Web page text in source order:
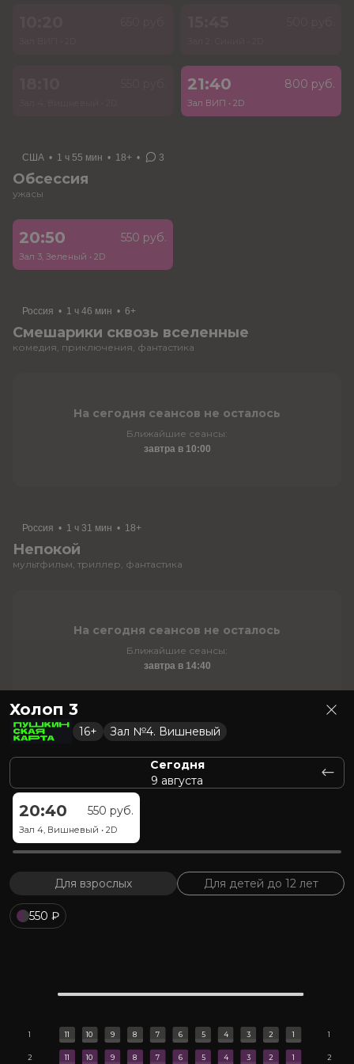
21:40 800 руб.
Зал ВИП • 2D
США • 1 ч 55 мин • 18+ • 3
Обсессия
ужасы
20:50 550 руб.
Зал 3, Зеленый • 2D
Россия • 1 ч 46 мин • 6+
Смешарики сквозь вселенные
комедия, приключения, фантастика
На сегодня сеансов не осталось
Ближайшие сеансы:
завтра в 10:00
Россия • 1 ч 31 мин • 18+
Непокой
мультфильм, триллер, фантастика
На сегодня сеансов не осталось
Ближайшие сеансы:
завтра в 14:40
комедия, мелодрама, фэнтези
На сегодня сеансов не осталось
завтра в 10:30
комедия, семейный
Холоп 3
16+ Зал №4. Вишневый
Сегодня
9 августа
20:40 550 руб.
Зал 4, Вишневый • 2D
Для взрослых Для детей до 12 лет
550 ₽
1
10
11 2
3
4
5
6
7
8
9
1
10
11 2
3
4
5
6
7
8
9
1
2
1
2